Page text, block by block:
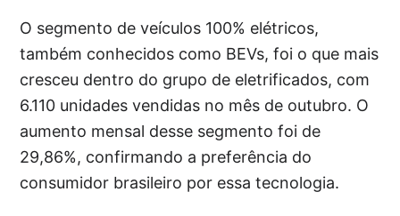
O segmento de veículos 100% elétricos,
também conhecidos como BEVs, foi o que mais
cresceu dentro do grupo de eletrificados, com
6.110 unidades vendidas no mês de outubro. O
aumento mensal desse segmento foi de
29,86%, confirmando a preferência do
consumidor brasileiro por essa tecnologia.